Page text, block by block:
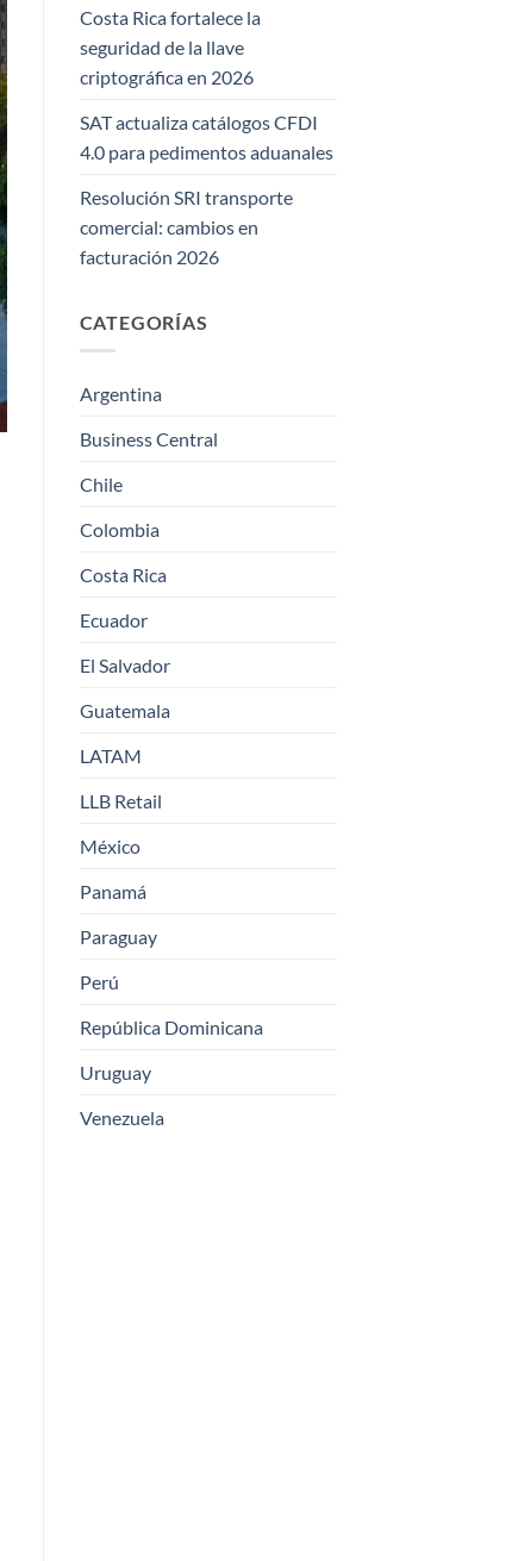
Costa Rica fortalece la
seguridad de la llave
criptográfica en 2026
SAT actualiza catálogos CFDI
4.0 para pedimentos aduanales
Resolución SRI transporte
comercial: cambios en
facturación 2026
CATEGORÍAS
Argentina
Business Central
Chile
Colombia
Costa Rica
Ecuador
El Salvador
Guatemala
LATAM
LLB Retail
México
Panamá
Paraguay
Perú
República Dominicana
Uruguay
Venezuela